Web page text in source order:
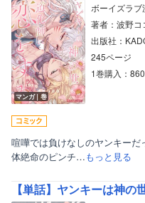
マンガ｜巻
ボーイズラブ
著者：波野コ
出版社：
245ページ
1巻購入：
喧嘩では負けなしのヤンキー
体絶命のピンチ…もっと見る
【単話】ヤンキーは神